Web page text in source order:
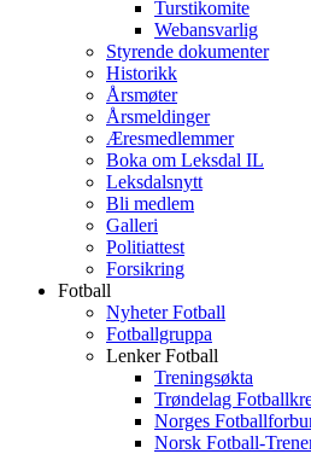
Turstikomite
Webansvarlig
Styrende dokumenter
Historikk
Årsmøter
Årsmeldinger
Æresmedlemmer
Boka om Leksdal IL
Leksdalsnytt
Bli medlem
Galleri
Politiattest
Forsikring
Fotball
Nyheter Fotball
Fotballgruppa
Lenker Fotball
Treningsøkta
Trøndelag
Norges
Norsk Fotball-